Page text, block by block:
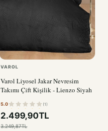
VAROL
Varol Liyosel Jakar Nevresim
Takımı Çift Kişilik - Lienzo Siyah
5.0 (1)
2.499,90TL
3.249,87TL